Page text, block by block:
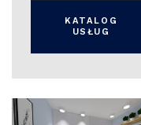
KATALOG
USŁUG